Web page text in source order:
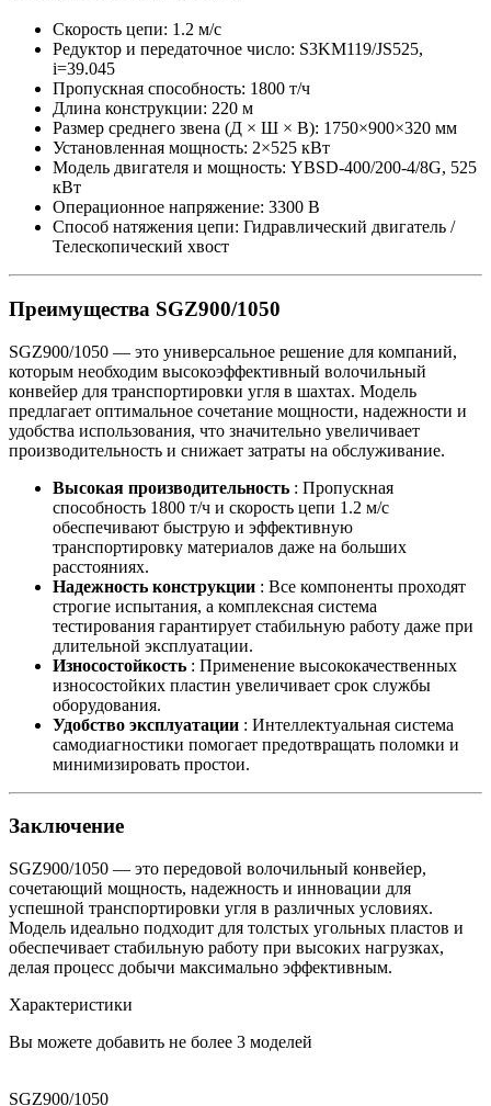
Скорость цепи: 1.2 м/с
Редуктор и передаточное число: S3KM119/JS525,
i=39.045
Пропускная способность: 1800 т/ч
Длина конструкции: 220 м
Размер среднего звена (Д × Ш × В): 1750×900×320 мм
Установленная мощность: 2×525 кВт
Модель двигателя и мощность: YBSD-400/200-4/8G, 525
кВт
Операционное напряжение: 3300 В
Способ натяжения цепи: Гидравлический двигатель /
Телескопический хвост
Преимущества SGZ900/1050
SGZ900/1050 — это универсальное решение для компаний,
которым необходим высокоэффективный волочильный
конвейер для транспортировки угля в шахтах. Модель
предлагает оптимальное сочетание мощности, надежности и
удобства использования, что значительно увеличивает
производительность и снижает затраты на обслуживание.
Высокая производительность : Пропускная
способность 1800 т/ч и скорость цепи 1.2 м/с
обеспечивают быструю и эффективную
транспортировку материалов даже на больших
расстояниях.
Надежность конструкции : Все компоненты проходят
строгие испытания, а комплексная система
тестирования гарантирует стабильную работу даже при
длительной эксплуатации.
Износостойкость : Применение высококачественных
износостойких пластин увеличивает срок службы
оборудования.
Удобство эксплуатации : Интеллектуальная система
самодиагностики помогает предотвращать поломки и
минимизировать простои.
Заключение
SGZ900/1050 — это передовой волочильный конвейер,
сочетающий мощность, надежность и инновации для
успешной транспортировки угля в различных условиях.
Модель идеально подходит для толстых угольных пластов и
обеспечивает стабильную работу при высоких нагрузках,
делая процесс добычи максимально эффективным.
Характеристики
Вы можете добавить не более 3 моделей
SGZ900/1050